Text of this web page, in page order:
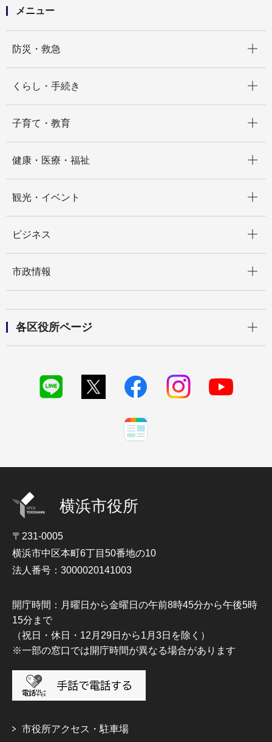
メニュー
防災・救急
くらし・手続き
子育て・教育
健康・医療・福祉
観光・イベント
ビジネス
市政情報
各区役所ページ
横浜市役所
〒231-0005
横浜市中区本町6丁目50番地の10
法人番号：3000020141003
開庁時間：月曜日から金曜日の午前8時45分から午後5時
15分まで
（祝日・休日・12月29日から1月3日を除く）
※一部の窓口では開庁時間が異なる場合があります
市役所アクセス・駐車場